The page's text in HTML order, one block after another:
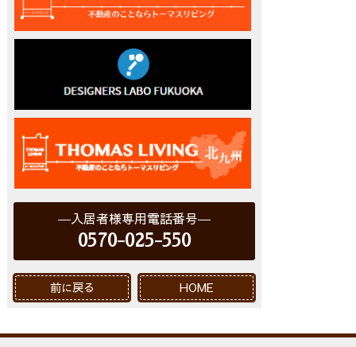
入居者様専用電話番号
0570-025-550
前に戻る HOME